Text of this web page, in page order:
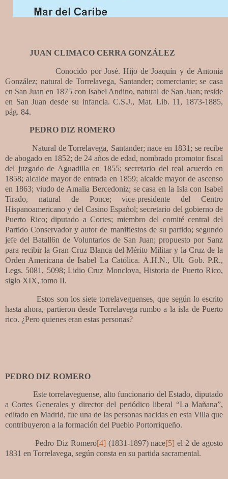
JUAN CLIMACO CERRA GONZÁLEZ
Conocido por José. Hijo de Joaquín y de Antonia
González; natural de Torrelavega, Santander; comerciante; se casa
en San Juan en 1875 con Isabel Andino, natural de San Juan; reside
en San Juan desde su infancia. C.S.J., Mat. Lib. 11, 1873-1885,
pág. 84.
PEDRO DIZ ROMERO
Natural de Torrelavega, Santander; nace en 1831; se recibe
de abogado en 1852; de 24 años de edad, nombrado promotor fiscal
del juzgado de Aguadilla en 1855; secretario del real acuerdo en
1858; alcalde mayor de entrada en 1859; alcalde mayor de ascenso
en 1863; viudo de Amalia Bercedoniz; se casa en la Isla con Isabel
Tirado, natural de Ponce; vice-presidente del Centro
Hispanoamericano y del Casino Español; secretario del gobierno de
Puerto Rico; diputado a Cortes; miembro del comité central del
Partido Conservador y autor de manifiestos de su partido; segundo
jefe del Batall6n de Voluntarios de San Juan; propuesto por Sanz
para recibir la Gran Cruz Blanca del Mérito Militar y la Cruz de la
Orden Americana de Isabel La Católica. A.H.N., Ult. Gob. P.R.,
Legs. 5081, 5098; Lidio Cruz Monclova, Historia de Puerto Rico,
siglo XIX, tomo II.
Estos son los siete torrelaveguenses, que según lo escrito
hasta ahora, partieron desde Torrelavega rumbo a la isla de Puerto
rico. ¿Pero quienes eran estas personas?
PEDRO DIZ ROMERO
Este torrelaveguense, alto funcionario del Estado, diputado
a Cortes Generales y director del periódico liberal “La Mañana”,
editado en Madrid, fue una de las personas nacidas en esta Villa que
contribuyeron a la formación del Pueblo Portorriqueño.
Pedro Diz Romero[4] (1831-1897) nace[5] el 2 de agosto
1831 en Torrelavega, según consta en su partida sacramental.